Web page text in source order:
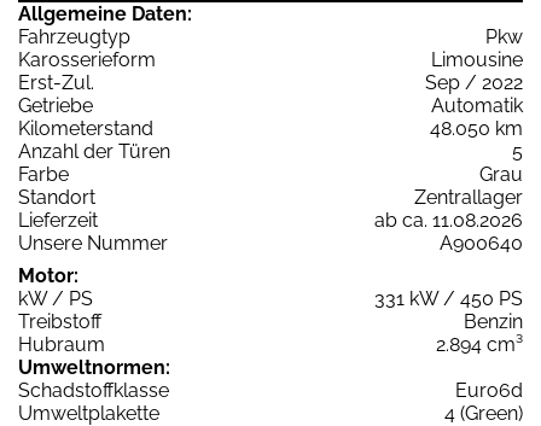
Allgemeine Daten:
Fahrzeugtyp
Pkw
Karosserieform
Limousine
Erst-Zul.
Sep / 2022
Getriebe
Automatik
Kilometerstand
48.050 km
Anzahl der Türen
5
Farbe
Grau
Standort
Zentrallager
Lieferzeit
ab ca. 11.08.2026
Unsere Nummer
A900640
Motor:
kW / PS
331 kW / 450 PS
Treibstoff
Benzin
Hubraum
2.894 cm³
Umweltnormen:
Schadstoffklasse
Euro6d
Umweltplakette
4 (Green)